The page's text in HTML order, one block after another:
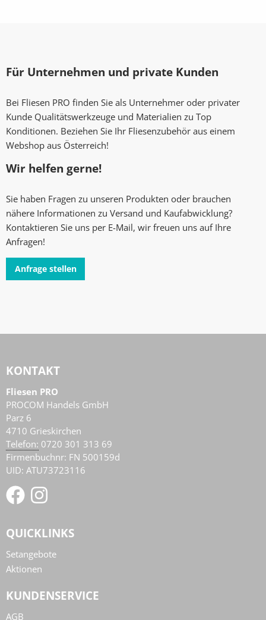
Für Unternehmen und private Kunden
Bei Fliesen PRO finden Sie als Unternehmer oder privater
Kunde Qualitätswerkzeuge und Materialien zu Top
Konditionen. Beziehen Sie Ihr Fliesenzubehör aus einem
Webshop aus Österreich!
Wir helfen gerne!
Sie haben Fragen zu unseren Produkten oder brauchen
nähere Informationen zu Versand und Kaufabwicklung?
Kontaktieren Sie uns per E-Mail, wir freuen uns auf Ihre
Anfragen!
Anfrage stellen
KONTAKT
Fliesen PRO
PROCOM Handels GmbH
Parz 6
4710 Grieskirchen
AT
Telefon: 0720 301 313 69
Firmenbuchnr: FN 500159d
UID: ATU73723116
QUICKLINKS
Setangebote
Aktionen
KUNDENSERVICE
AGB